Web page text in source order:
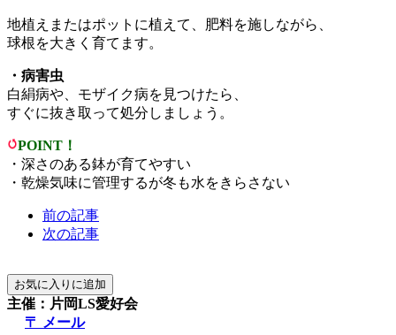
地植えまたはポットに植えて、肥料を施しながら、
球根を大きく育てます。
・病害虫
白絹病や、モザイク病を見つけたら、
すぐに抜き取って処分しましょう。
POINT！
・深さのある鉢が育てやすい
・乾燥気味に管理するが冬も水をきらさない
前の記事
次の記事
主催：片岡LS愛好会
〒 メール